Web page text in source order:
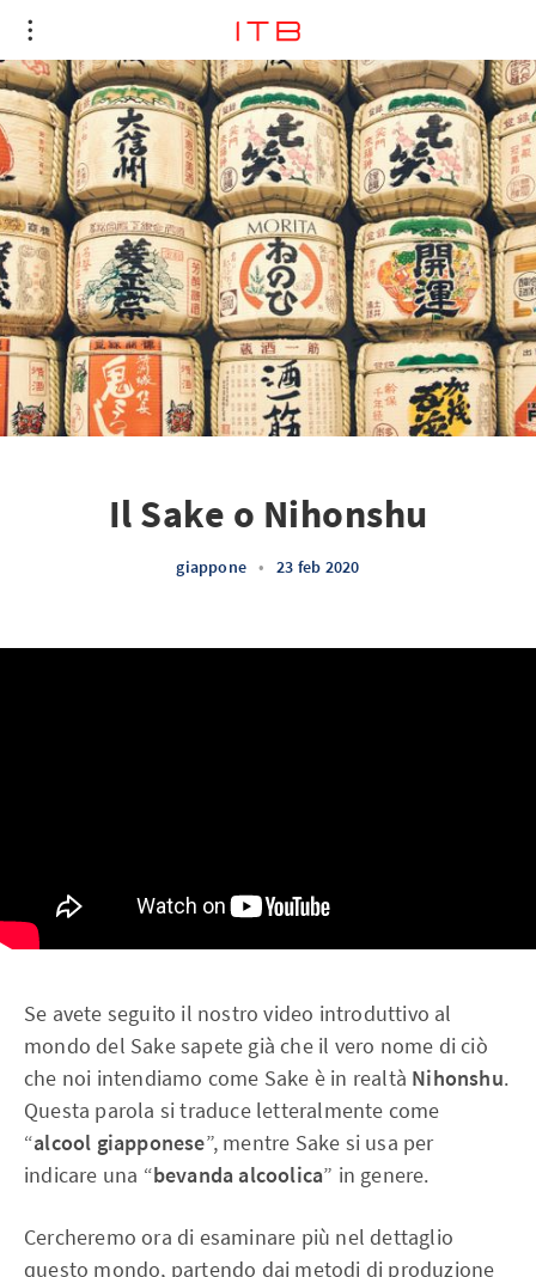
Il Sake o Nihonshu
giappone • 23 feb 2020
Se avete seguito il nostro video introduttivo al
mondo del Sake sapete già che il vero nome di ciò
che noi intendiamo come Sake è in realtà Nihonshu.
Questa parola si traduce letteralmente come
“alcool giapponese”, mentre Sake si usa per
indicare una “bevanda alcoolica” in genere.
Cercheremo ora di esaminare più nel dettaglio
questo mondo, partendo dai metodi di produzione